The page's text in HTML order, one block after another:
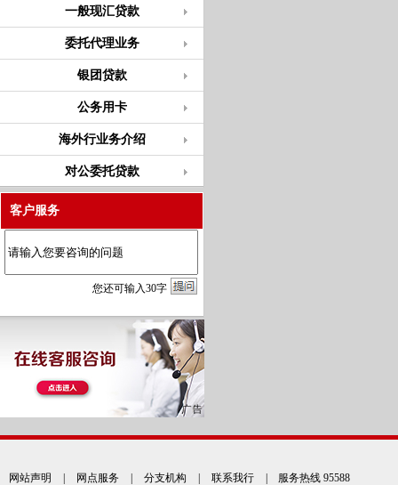
一般现汇贷款
委托代理业务
银团贷款
公务用卡
海外行业务介绍
对公委托贷款
客户服务
您还可输入30字
网站声明 网点服务 分支机构 联系我行 | 服务热线 95588